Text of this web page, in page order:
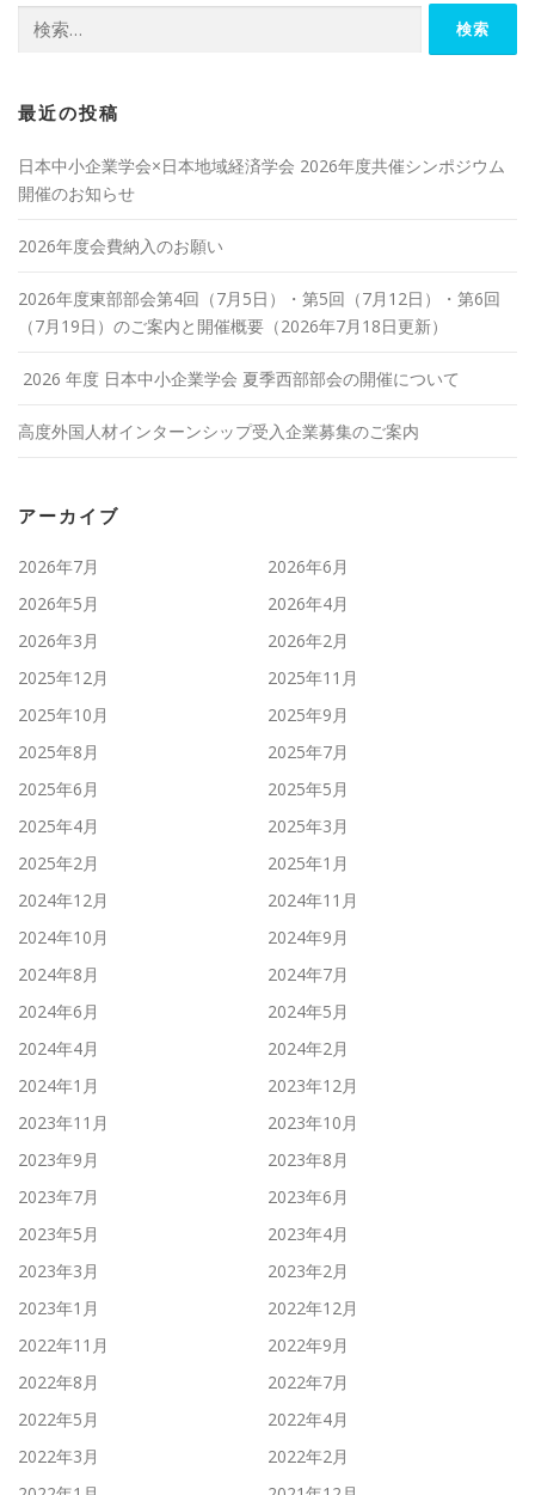
索:
最近の投稿
日本中小企業学会×日本地域経済学会 2026年度共催シンポジウム
開催のお知らせ
2026年度会費納入のお願い
2026年度東部部会第4回（7月5日）・第5回（7月12日）・第6回
（7月19日）のご案内と開催概要（2026年7月18日更新）
2026 年度 日本中小企業学会 夏季西部部会の開催について
高度外国人材インターンシップ受入企業募集のご案内
アーカイブ
2026年7月
2026年6月
2026年5月
2026年4月
2026年3月
2026年2月
2025年12月
2025年11月
2025年10月
2025年9月
2025年8月
2025年7月
2025年6月
2025年5月
2025年4月
2025年3月
2025年2月
2025年1月
2024年12月
2024年11月
2024年10月
2024年9月
2024年8月
2024年7月
2024年6月
2024年5月
2024年4月
2024年2月
2024年1月
2023年12月
2023年11月
2023年10月
2023年9月
2023年8月
2023年7月
2023年6月
2023年5月
2023年4月
2023年3月
2023年2月
2023年1月
2022年12月
2022年11月
2022年9月
2022年8月
2022年7月
2022年5月
2022年4月
2022年3月
2022年2月